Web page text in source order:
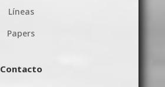
Líneas
Papers
Contacto